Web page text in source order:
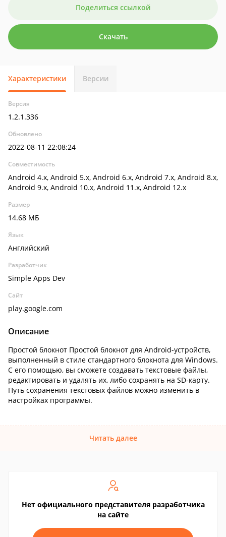
Поделиться ссылкой
Скачать
Характеристики Версии
Версия
1.2.1.336
Обновлено
2022-08-11 22:08:24
Совместимость
Android 4.x, Android 5.x, Android 6.x, Android 7.x, Android 8.x,
Android 9.x, Android 10.x, Android 11.x, Android 12.x
Размер
14.68 МБ
Язык
Английский
Разработчик
Simple Apps Dev
Сайт
play.google.com
Описание
Простой блокнот Простой блокнот для Android-устройств,
выполненный в стиле стандартного блокнота для Windows.
С его помощью, вы сможете создавать текстовые файлы,
редактировать и удалять их, либо сохранять на SD-карту.
Путь сохранения текстовых файлов можно изменить в
настройках программы.
Читать далее
Нет официального представителя разработчика
на сайте